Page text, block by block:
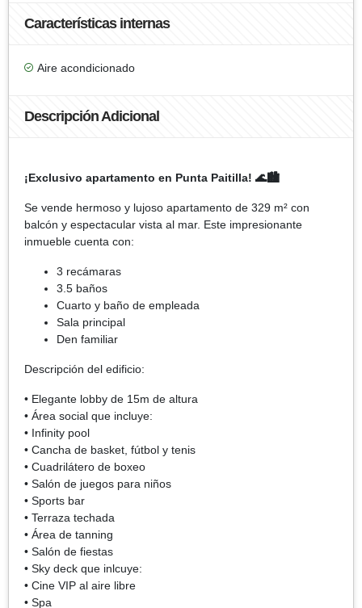
Características internas
Aire acondicionado
Descripción Adicional
¡Exclusivo apartamento en Punta Paitilla! 🌊🏙️
Se vende hermoso y lujoso apartamento de 329 m² con
balcón y espectacular vista al mar. Este impresionante
inmueble cuenta con:
3 recámaras
3.5 baños
Cuarto y baño de empleada
Sala principal
Den familiar
Descripción del edificio:
• Elegante lobby de 15m de altura
• Área social que incluye:
• Infinity pool
• Cancha de basket, fútbol y tenis
• Cuadrilátero de boxeo
• Salón de juegos para niños
• Sports bar
• Terraza techada
• Área de tanning
• Salón de fiestas
• Sky deck que inlcuye:
• Cine VIP al aire libre
• Spa